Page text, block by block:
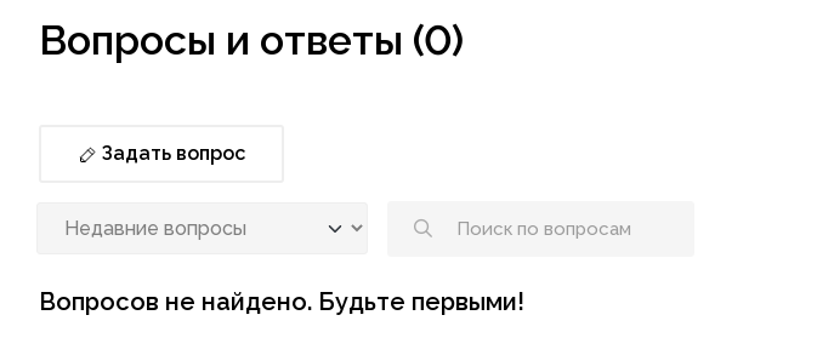
Вопросы и ответы (0)
Задать вопрос
Вопросов не найдено. Будьте первыми!